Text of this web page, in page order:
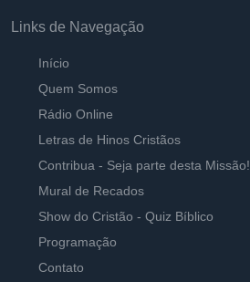
Links de Navegação
Início
Quem Somos
Rádio Online
Letras de Hinos Cristãos
Contribua - Seja parte desta Missão!
Mural de Recados
Show do Cristão - Quiz Bíblico
Programação
Contato